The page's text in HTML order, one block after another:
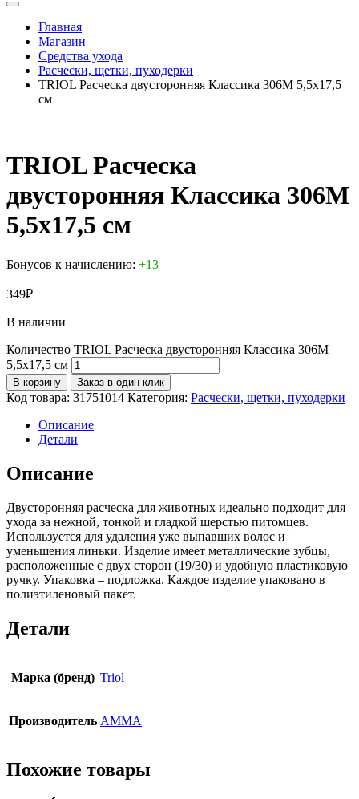
Главная
Магазин
Средства ухода
Расчески, щетки, пуходерки
TRIOL Расческа двусторонняя Классика 306M 5,5х17,5
см
TRIOL Расческа
двусторонняя Классика 306M
5,5х17,5 см
Бонусов к начислению: +13
349₽
В наличии
Количество TRIOL Расческа двусторонняя Классика 306M
5,5х17,5 см
В корзину Заказ в один клик
Код товара: 31751014 Категория: Расчески, щетки, пуходерки
Описание
Детали
Описание
Двусторонняя расческа для животных идеально подходит для
ухода за нежной, тонкой и гладкой шерстью питомцев.
Используется для удаления уже выпавших волос и
уменьшения линьки. Изделие имеет металлические зубцы,
расположенные с двух сторон (19/30) и удобную пластиковую
ручку. Упаковка – подложка. Каждое изделие упаковано в
полиэтиленовый пакет.
Детали
Марка (бренд) Triol
Производитель АММА
Похожие товары